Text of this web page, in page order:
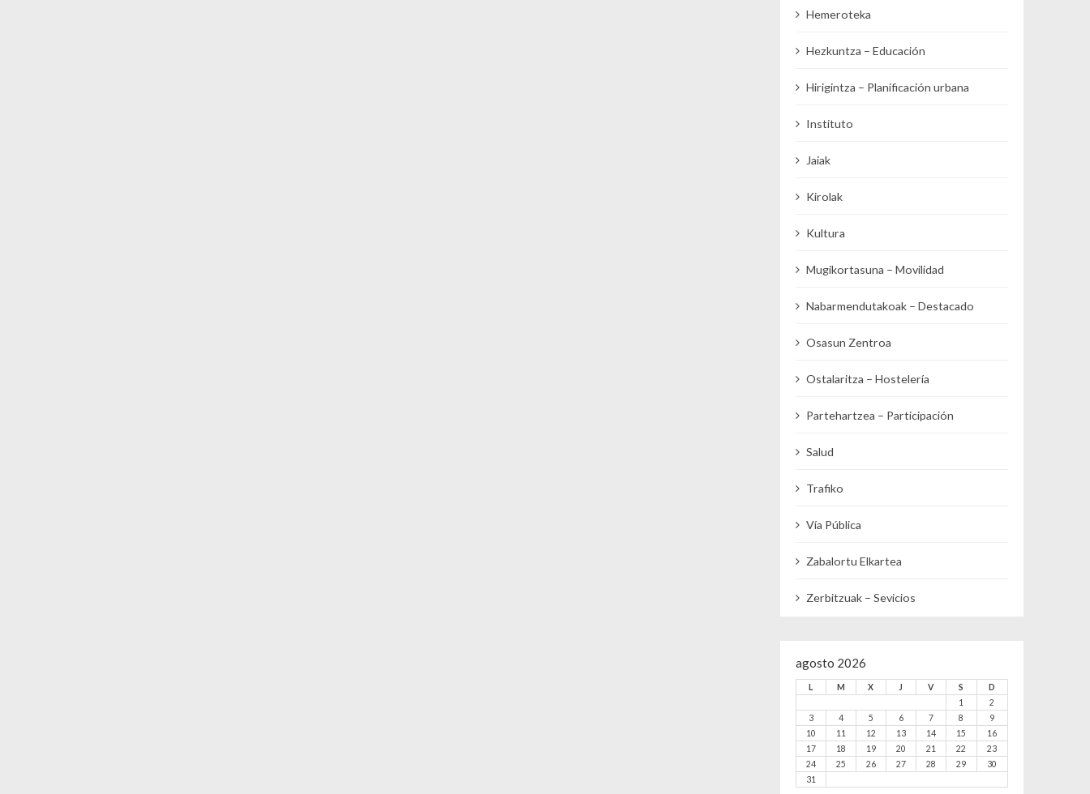
Hemeroteka
Hezkuntza – Educación
Hirigintza – Planificación urbana
Instituto
Jaiak
Kirolak
Kultura
Mugikortasuna – Movilidad
Nabarmendutakoak – Destacado
Osasun Zentroa
Ostalaritza – Hostelería
Partehartzea – Participación
Salud
Trafiko
Vía Pública
Zabalortu Elkartea
Zerbitzuak – Sevicios
agosto 2026
L M X J V S
D
1
2
3
4 5 6 7 8
9
10
11 12 13 14 15
16
17
18 19 20 21 22
23
24
25 26 27 28 29
30
31